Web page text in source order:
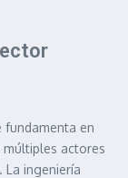
fundamenta en
múltiples actores
ingeniería